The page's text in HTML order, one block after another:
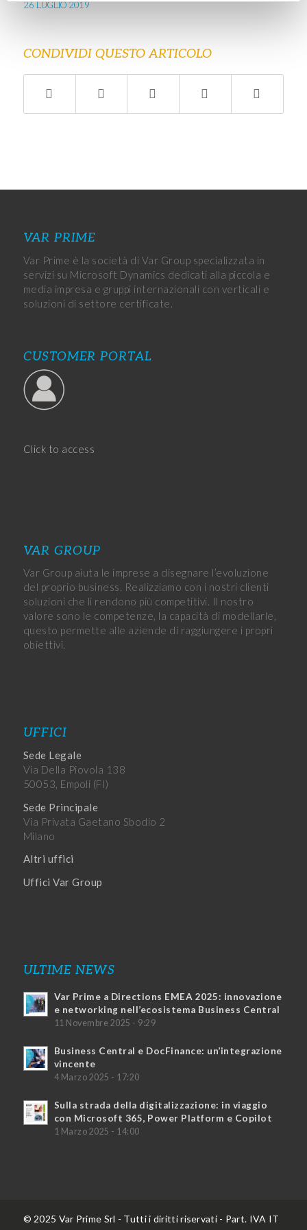
26 LUGLIO 2019
CONDIVIDI QUESTO ARTICOLO
VAR PRIME
Var Prime è la società di Var Group specializzata in
servizi su Microsoft Dynamics dedicati alla piccola e
media impresa e gruppi internazionali con verticali e
soluzioni di settore certificate.
CUSTOMER PORTAL
Click to access
VAR GROUP
Var Group aiuta le imprese a disegnare l’evoluzione
del proprio business. Realizziamo con i nostri clienti
soluzioni che li rendono più competitivi. Il nostro
valore sono le competenze, la capacità di modellarle,
questo permette alle aziende di raggiungere i propri
obiettivi.
UFFICI
Sede Legale
Via Della Piovola 138
50053, Empoli (FI)
Sede Principale
Via Privata Gaetano Sbodio 2
Milano
Altri uffici
Uffici Var Group
ULTIME NEWS
Var Prime a Directions EMEA 2025: innovazione
e networking nell’ecosistema Business Central
11 Novembre 2025 - 9:29
Business Central e DocFinance: un’integrazione
vincente
4 Marzo 2025 - 17:20
Sulla strada della digitalizzazione: in viaggio
con Microsoft 365, Power Platform e Copilot
1 Marzo 2025 - 14:00
© 2025 Var Prime Srl - Tutti i diritti riservati - Part. IVA IT